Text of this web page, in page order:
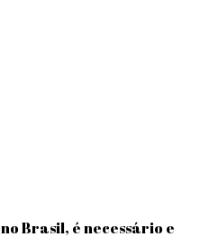
Brasil, é necessário e